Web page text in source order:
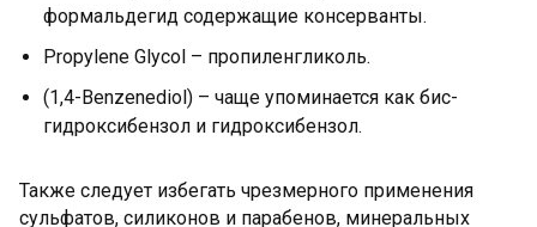
формальдегид содержащие консерванты.
Propylene Glycol – пропиленгликоль.
(1,4-Benzenediol) – чаще упоминается как бис-
гидроксибензол и гидроксибензол.
Также следует избегать чрезмерного применения
сульфатов, силиконов и парабенов, минеральных